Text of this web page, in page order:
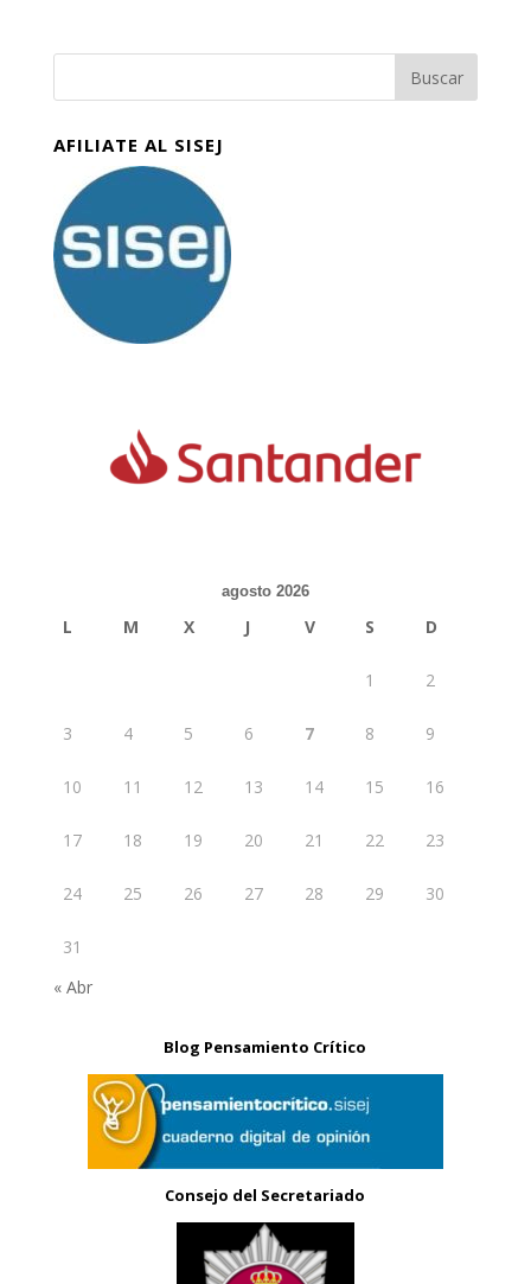
AFILIATE AL SISEJ
agosto 2026
L M X J V S D
1 2
3 4 5 6 7 8 9
10 11 12 13 14 15 16
17 18 19 20 21 22 23
24 25 26 27 28 29 30
31
« Abr
Blog Pensamiento Crítico
Consejo del Secretariado